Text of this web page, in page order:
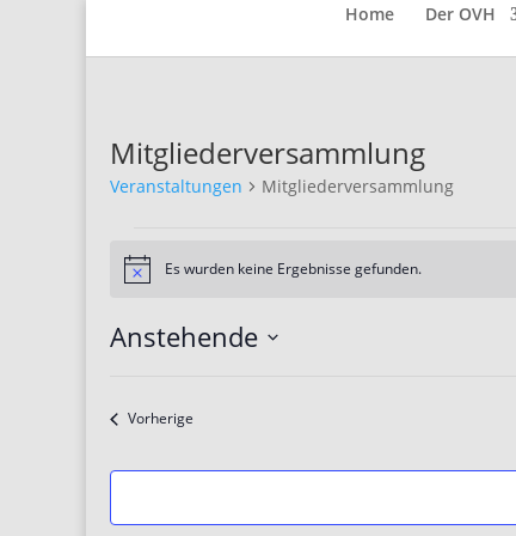
Home Der OVH
Mitgliederversammlung
Veranstaltungen Mitgliederversammlung
HinweisEs wurden keine Ergebnisse gefunden.
Anstehende
VorherigeVeranstaltungen